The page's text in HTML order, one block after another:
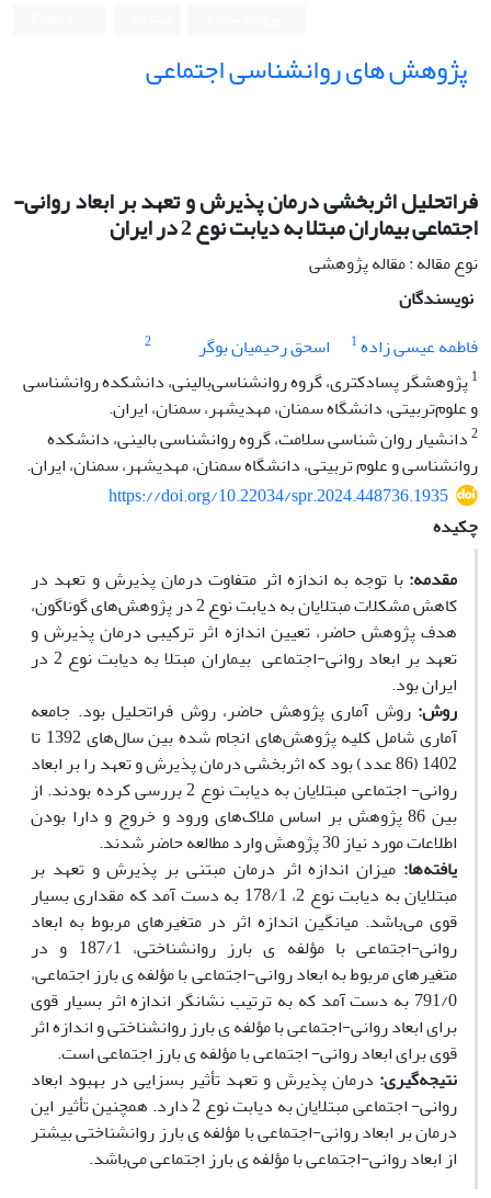
پژوهش های روانشناسی اجتماعی
فراتحلیل اثربخشی درمان پذیرش و تعهد بر ابعاد روانی-
اجتماعی بیماران مبتلا به دیابت نوع 2 در ایران
نوع مقاله : مقاله پژوهشی
نویسندگان
فاطمه عیسی زاده1 اسحق رحیمیان بوگر
2
1پژوهشگر پسادکتری، گروه روانشناسی‌بالینی، دانشکده روانشناسی
و علوم‌تربیتی، دانشگاه سمنان، مهدیشهر، سمنان، ایران.
2دانشیار روان شناسی سلامت، گروه روانشناسی بالینی، دانشکده
روانشناسی و علوم تربیتی، دانشگاه سمنان، مهدیشهر، سمنان، ایران.
https://doi.org/10.22034/spr.2024.448736.1935
چکیده
مقدمه:با توجه ‌به اندازه اثر متفاوت درمان پذیرش و تعهد در
کاهش مشکلات مبتلایان به دیابت نوع 2 در پژوهش‌های گوناگون،
هدف پژوهش حاضر، تعیین اندازه اثر ترکیبی درمان پذیرش و
تعهد بر ابعاد روانی-اجتماعی بیماران مبتلا به دیابت نوع 2 در
ایران بود.
روش‌: روش آماری پژوهش حاضر، روش فراتحلیل بود. جامعه
آماری شامل کلیه پژوهش‌های انجام شده بین سال‌های 1392 تا
1402 (86 عدد) بود که اثربخشی درمان پذیرش و تعهد را بر ابعاد
روانی- اجتماعی مبتلایان به دیابت نوع 2 بررسی کرده بودند. از
بین 86 پژوهش بر اساس ملاک‌های ورود و خروج و دارا بودن
اطلاعات مورد نیاز 30 پژوهش وارد مطالعه حاضر شدند.
یافته‌ها: میزان اندازه اثر درمان مبتنی بر پذیرش و تعهد بر
مبتلایان به دیابت نوع 2، 178/1 به دست آمد که مقداری بسیار
قوی می‌باشد. میانگین اندازه اثر در متغیرهای مربوط به ابعاد
روانی-اجتماعی با مؤلفه­ ی بارز روانشناختی، 187/1 و در
متغیرهای مربوط به ابعاد روانی-اجتماعی با مؤلفه­ ی بارز اجتماعی،
791/0 به دست آمد که به ترتیب نشانگر اندازه اثر بسیار قوی
برای ابعاد روانی-اجتماعی با مؤلفه­ ی بارز روانشناختی و اندازه اثر
قوی برای ابعاد روانی- اجتماعی با مؤلفه­ ی بارز اجتماعی است.
نتیجه‌گیری: درمان پذیرش و تعهد تأثیر بسزایی در بهبود ابعاد
روانی- اجتماعی مبتلایان به دیابت نوع 2 دارد. همچنین تأثیر این
درمان بر ابعاد روانی-اجتماعی با مؤلفه­ ی بارز روانشناختی بیشتر
از ابعاد روانی-اجتماعی با مؤلفه­ ی بارز اجتماعی می‌باشد.